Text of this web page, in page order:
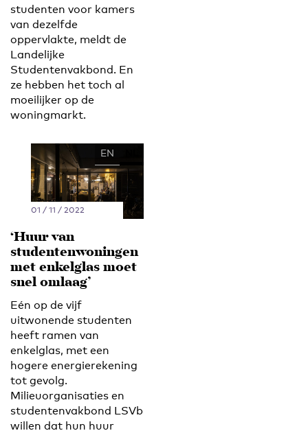
studenten voor kamers
van dezelfde
oppervlakte, meldt de
Landelijke
Studentenvakbond. En
ze hebben het toch al
moeilijker op de
woningmarkt.
EN
01 / 11 / 2022
‘Huur van
studentenwoningen
met enkelglas moet
snel omlaag’
Eén op de vijf
uitwonende studenten
heeft ramen van
enkelglas, met een
hogere energierekening
tot gevolg.
Milieuorganisaties en
studentenvakbond LSVb
willen dat hun huur